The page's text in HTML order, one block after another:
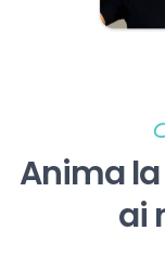
Anima
ai